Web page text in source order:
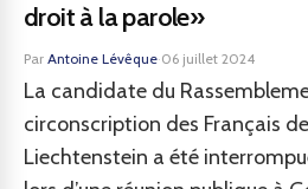
droit à la parole»
Par Antoine Lévêque·06 juillet 2024
La candidate du
circonscription des Français
Liechtenstein a été